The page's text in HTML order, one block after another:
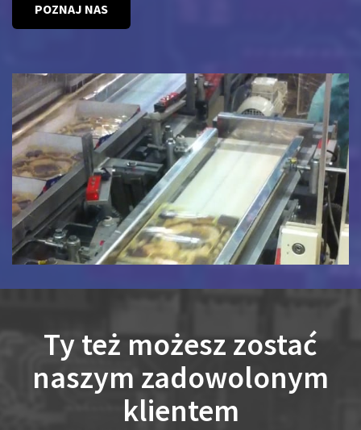
POZNAJ NAS
Ty też możesz zostać
naszym zadowolonym
klientem